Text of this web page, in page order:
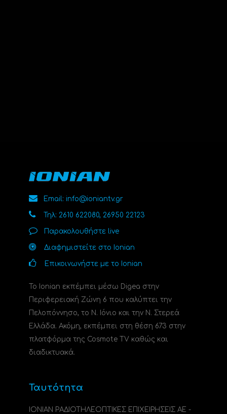
Email: info@ioniantv.gr
Τηλ: 2610 622080, 26950 22123
Παρακολουθήστε live
Διαφημιστείτε στο Ionian
Επικοινωνήστε με το Ionian
Το Ionian εκπέμπει μέσω Digea στην
Περιφερειακή Ζώνη 6 που καλύπτει την
Πελοπόννησο, το N. Ιόνιο και την Ν. Στερεά
Ελλάδα. Ακόμη, εκπέμπει στη θέση 673 στην
πλατφόρμα της Cosmote TV καθώς και
διαδικτυακά.
Ταυτότητα
ΙΟΝΙΑΝ ΡΑΔΙΟΤΗΛΕΟΠΤΙΚΕΣ ΕΠΙΧΕΙΡΗΣΕΙΣ ΑΕ -